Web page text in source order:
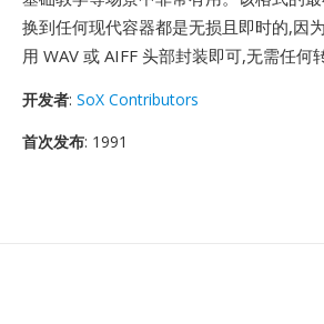
换到任何现代容器都是无损且即时的,因
用 WAV 或 AIFF 头部封装即可,无需任何
开发者: SoX Contributors
首次发布: 1991